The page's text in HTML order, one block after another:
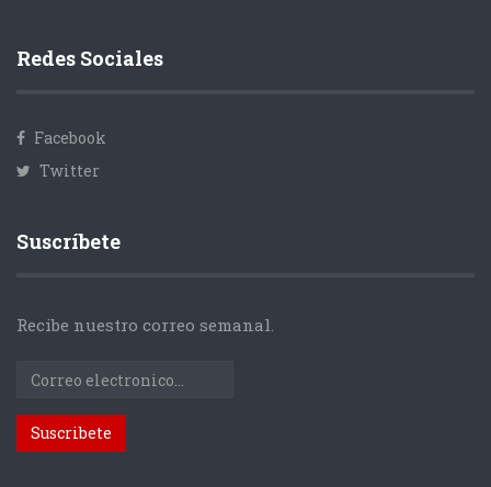
Redes Sociales
Facebook
Twitter
Suscríbete
Recibe nuestro correo semanal.